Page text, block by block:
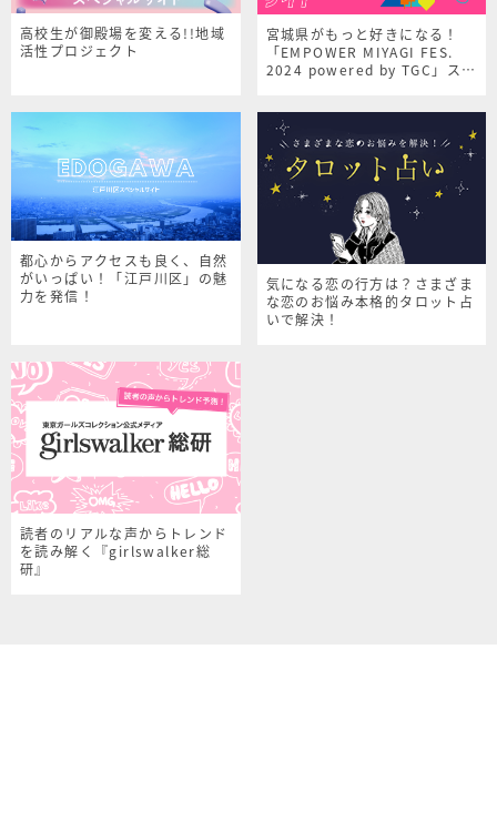
高校生が御殿場を変える!!地域
活性プロジェクト
宮城県がもっと好きになる！
「EMPOWER MIYAGI FES.
2024 powered by TGC」スペ
都心からアクセスも良く、自然
がいっぱい！「江戸川区」の魅
力を発信！
気になる恋の行方は？さまざま
な恋のお悩み本格的タロット占
いで解決！
読者のリアルな声からトレンド
を読み解く『girlswalker総
研』